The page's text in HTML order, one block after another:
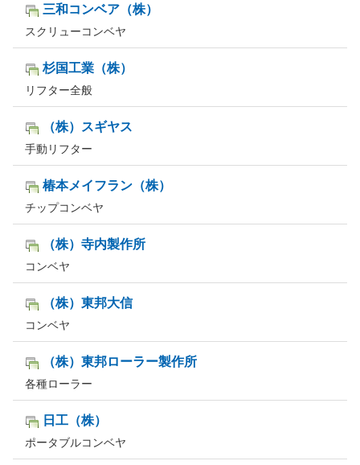
三和コンベア（株）
スクリューコンベヤ
杉国工業（株）
リフター全般
（株）スギヤス
手動リフター
椿本メイフラン（株）
チップコンベヤ
（株）寺内製作所
コンベヤ
（株）東邦大信
コンベヤ
（株）東邦ローラー製作所
各種ローラー
日工（株）
ポータブルコンベヤ